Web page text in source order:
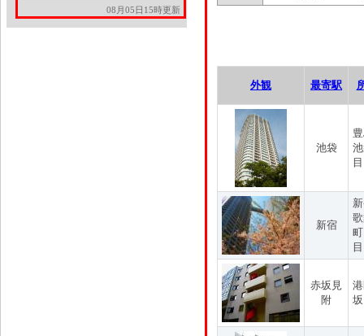
08月05日15時更新
外観 最寄駅
池袋
目
新宿
目
赤坂見
附